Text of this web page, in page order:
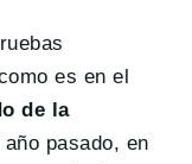
es en el
de la
pasado, en